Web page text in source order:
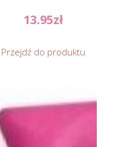
13.95zł
Przejdź do produktu